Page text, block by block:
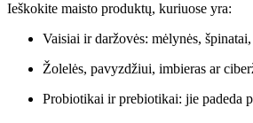
Ieškokite maisto produktų, kuriuose yra:
Vaisiai ir daržovės: mėlynės,
Žolelės, pavyzdžiui, imbieras ar
Probiotikai ir prebiotikai: jie padeda